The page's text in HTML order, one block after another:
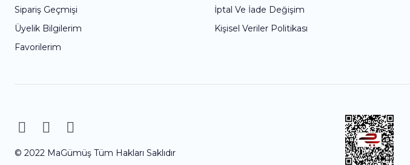
Sipariş Geçmişi
Üyelik Bilgilerim
Favorilerim
İptal Ve İade Değişim
Kişisel Veriler Politikası
© 2022 MaGümüş Tüm Hakları Saklıdır